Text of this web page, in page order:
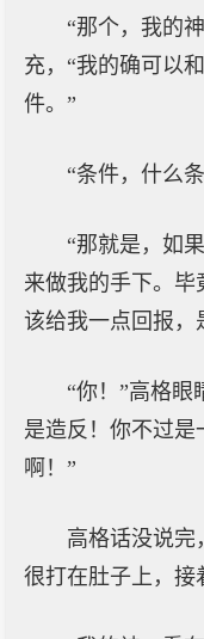
“那个，我的
充，“我的确可以
件。”
“条件，什么
“那就是，如
来做我的手下。毕
该给我一点回报，
“你！”高格眼
是造反！你不过
啊！”
高格话没说完
很打在肚子上，接